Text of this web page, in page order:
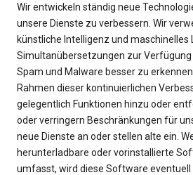
Wir entwickeln ständig neue
unsere Dienste zu verbessern. Wir
künstliche Intelligenz und maschinelles
Simultanübersetzungen zur
Spam und Malware besser zu
Rahmen dieser kontinuierlichen
gelegentlich Funktionen hinzu oder
oder verringern Beschränkungen für
neue Dienste an oder stellen alte ein.
herunterladbare oder vorinstallierte
umfasst, wird diese Software